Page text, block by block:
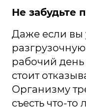
Не забудьте
Даже если вы
рабочий
стоит
Организму
съесть что-то